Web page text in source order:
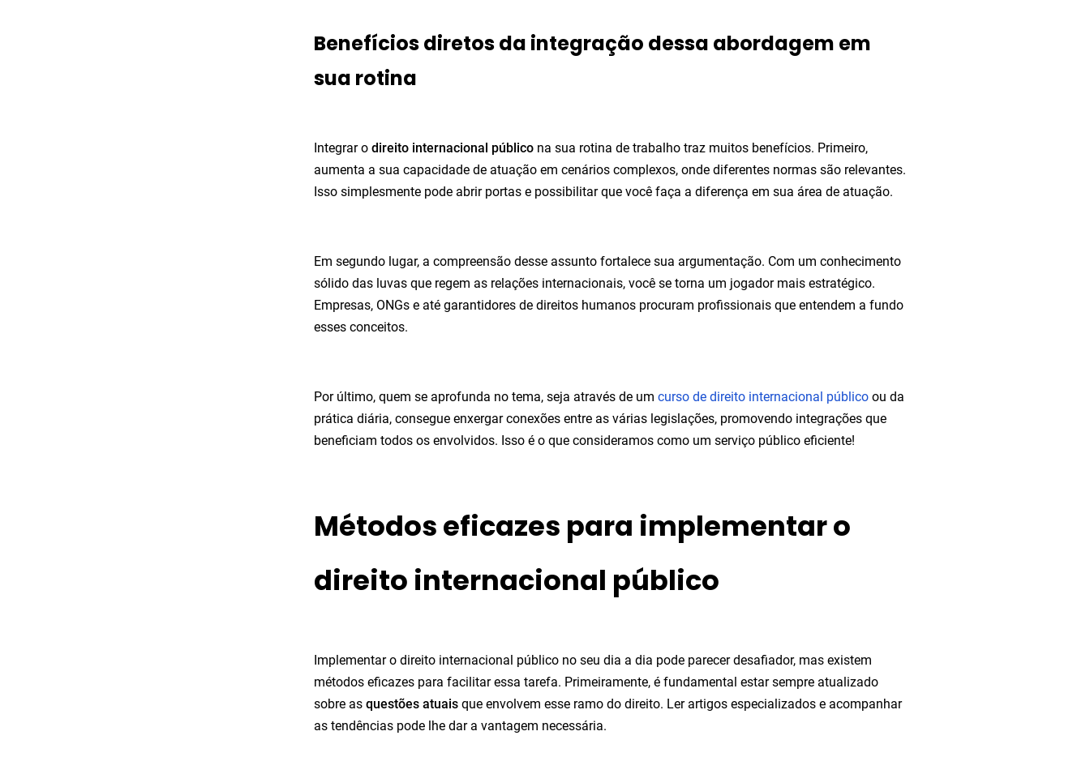
Benefícios diretos da integração dessa abordagem em
sua rotina
Integrar o direito internacional público na sua rotina de trabalho traz muitos benefícios. Primeiro,
aumenta a sua capacidade de atuação em cenários complexos, onde diferentes normas são relevantes.
Isso simplesmente pode abrir portas e possibilitar que você faça a diferença em sua área de atuação.
Em segundo lugar, a compreensão desse assunto fortalece sua argumentação. Com um conhecimento
sólido das luvas que regem as relações internacionais, você se torna um jogador mais estratégico.
Empresas, ONGs e até garantidores de direitos humanos procuram profissionais que entendem a fundo
esses conceitos.
Por último, quem se aprofunda no tema, seja através de um curso de direito internacional público ou da
prática diária, consegue enxergar conexões entre as várias legislações, promovendo integrações que
beneficiam todos os envolvidos. Isso é o que consideramos como um serviço público eficiente!
Métodos eficazes para implementar o
direito internacional público
Implementar o direito internacional público no seu dia a dia pode parecer desafiador, mas existem
métodos eficazes para facilitar essa tarefa. Primeiramente, é fundamental estar sempre atualizado
sobre as questões atuais que envolvem esse ramo do direito. Ler artigos especializados e acompanhar
as tendências pode lhe dar a vantagem necessária.